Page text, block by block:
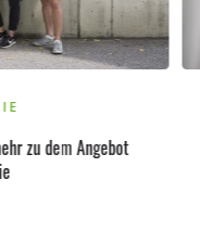
zu dem Angebot